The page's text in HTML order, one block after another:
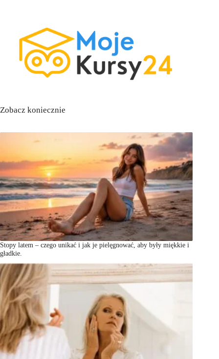
Zobacz koniecznie
Stopy latem – czego unikać i jak je pielęgnować, aby były miękkie i
gładkie.